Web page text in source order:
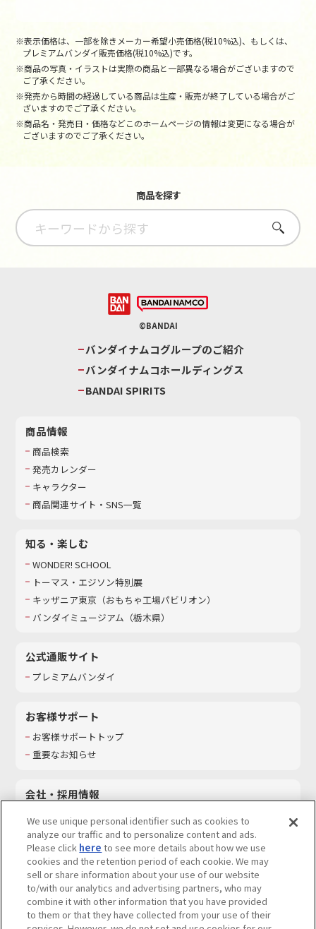
※表示価格は、一部を除きメーカー希望小売価格(税10%込)、もしくは、
プレミアムバンダイ販売価格(税10%込)です。
※商品の写真・イラストは実際の商品と一部異なる場合がございますので
ご了承ください。
※発売から時間の経過している商品は生産・販売が終了している場合がご
ざいますのでご了承ください。
※商品名・発売日・価格などこのホームページの情報は変更になる場合が
ございますのでご了承ください。
商品を探す
さがす
©BANDAI
バンダイナムコグループのご紹介
バンダイナムコホールディングス
BANDAI SPIRITS
商品情報
商品検索
発売カレンダー
キャラクター
商品関連サイト・SNS一覧
知る・楽しむ
WONDER! SCHOOL
トーマス・エジソン特別展
キッザニア東京（おもちゃ工場パビリオン）​
バンダイミュージアム（栃木県）
公式通販サイト
プレミアムバンダイ
お客様サポート
お客様サポートトップ
重要なお知らせ
会社・採用情報
採用情報
サステナビリティ
お問い合わせ
We use unique personal identifier such as cookies to
analyze our traffic and to personalize content and ads.
Please click here to see more details about how we use
cookies and the retention period of each cookie. We may
sell or share information about your use of our website
to/with our analytics and advertising partners, who may
combine it with other information that you have provided
to them or that they have collected from your use of their